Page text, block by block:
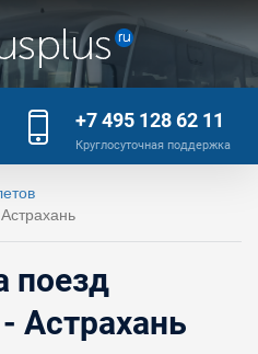
+7 495 128 62 11
Круглосуточная поддержка
поезд
Астрахань